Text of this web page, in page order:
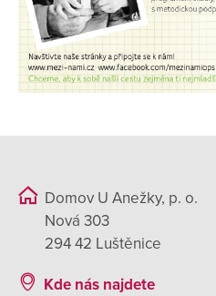
Domov U Anežky, p. o.
Nová 303
294 42 Luštěnice
Kde nás najdete